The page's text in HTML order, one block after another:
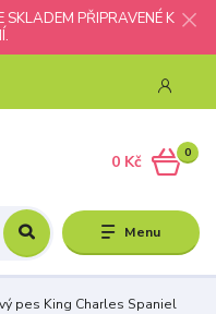
SKLADEM PŘIPRAVENÉ K
Menu
0
0 Kč
pes King Charles Spaniel